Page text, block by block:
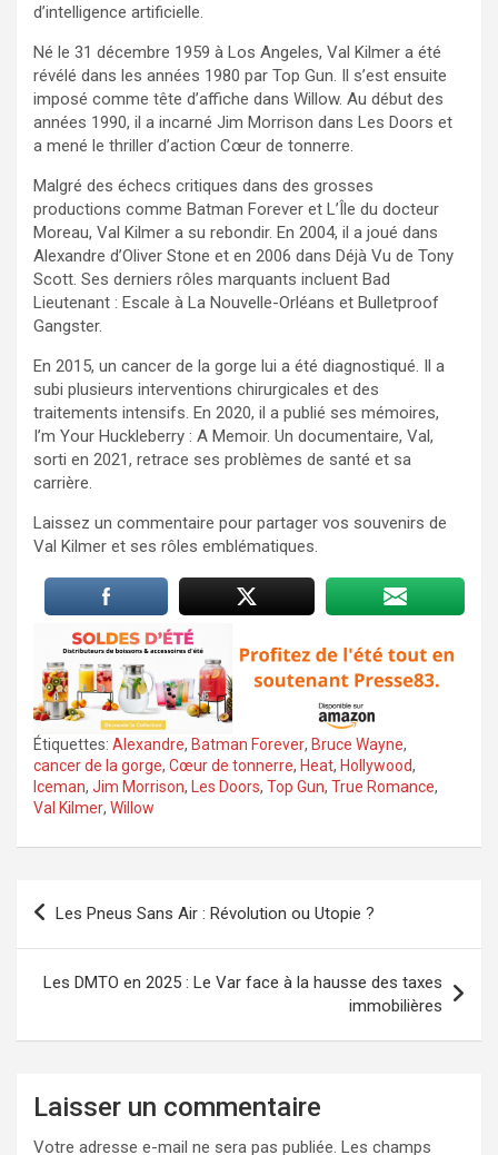
d’intelligence artificielle.
Né le 31 décembre 1959 à Los Angeles, Val Kilmer a été
révélé dans les années 1980 par Top Gun. Il s’est ensuite
imposé comme tête d’affiche dans Willow. Au début des
années 1990, il a incarné Jim Morrison dans Les Doors et
a mené le thriller d’action Cœur de tonnerre.
Malgré des échecs critiques dans des grosses
productions comme Batman Forever et L’Île du docteur
Moreau, Val Kilmer a su rebondir. En 2004, il a joué dans
Alexandre d’Oliver Stone et en 2006 dans Déjà Vu de Tony
Scott. Ses derniers rôles marquants incluent Bad
Lieutenant : Escale à La Nouvelle-Orléans et Bulletproof
Gangster.
En 2015, un cancer de la gorge lui a été diagnostiqué. Il a
subi plusieurs interventions chirurgicales et des
traitements intensifs. En 2020, il a publié ses mémoires,
I’m Your Huckleberry : A Memoir. Un documentaire, Val,
sorti en 2021, retrace ses problèmes de santé et sa
carrière.
Laissez un commentaire pour partager vos souvenirs de
Val Kilmer et ses rôles emblématiques.
Étiquettes: Alexandre, Batman Forever, Bruce Wayne,
cancer de la gorge, Cœur de tonnerre, Heat, Hollywood,
Iceman, Jim Morrison, Les Doors, Top Gun, True Romance,
Val Kilmer, Willow
Navigation
l’article
Les Pneus Sans Air : Révolution ou Utopie ?
Les DMTO en 2025 : Le Var face à la hausse des taxes
immobilières
Laisser un commentaire
Votre adresse e-mail ne sera pas publiée. Les champs